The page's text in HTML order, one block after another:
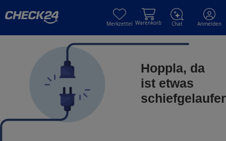
Merkzettel Warenkorb Chat Anmelden
Hoppla, da
ist etwas